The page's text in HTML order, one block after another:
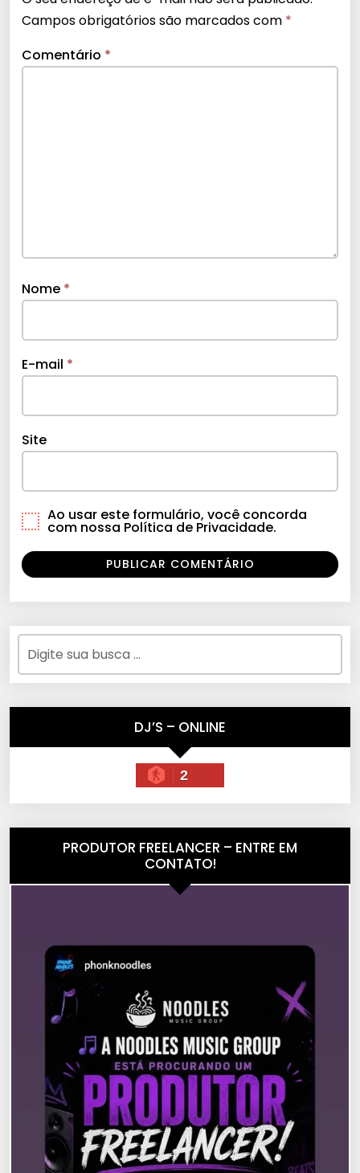
Campos obrigatórios são marcados com *
Comentário *
Nome *
E-mail *
Site
Ao usar este formulário, você concorda
com nossa Política de Privacidade.
DJ’S – ONLINE
2
PRODUTOR FREELANCER – ENTRE EM
CONTATO!